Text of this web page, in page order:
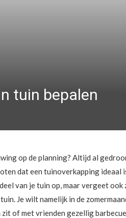
tuin bepalen
op de planning? Altijd al
dat een tuinoverkapping ideaal
van je tuin op, maar vergeet ook
Je wilt namelijk in de
zit of met vrienden gezellig